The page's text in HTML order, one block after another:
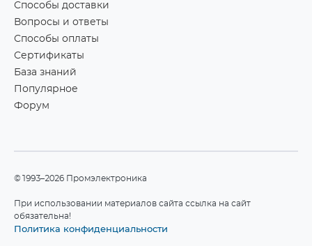
Способы доставки
Вопросы и ответы
Способы оплаты
Сертификаты
База знаний
Популярное
Форум
©1993–2026 Промэлектроника
При использовании материалов сайта ссылка на сайт
обязательна!
Политика конфиденциальности